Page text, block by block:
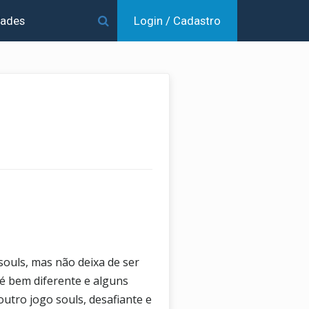
Login / Cadastro
mas não deixa de ser
bem diferente e alguns
jogo souls, desafiante e